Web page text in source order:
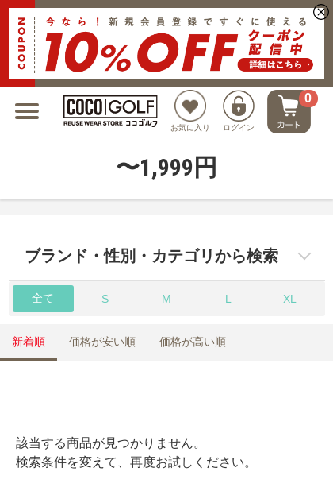
お気に入り ログイン
0
新規会員登録でクーポンプレゼント
〜1,999円
ブランド・性別・カテゴリから検索
全て S M L XL
新着順 価格が安い順 価格が高い順
該当する商品が見つかりません。
検索条件を変えて、再度お試しください。